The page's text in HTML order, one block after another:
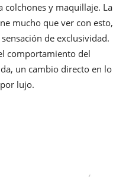
colchones y maquillaje. La
mucho que ver con esto,
de exclusividad.
comportamiento del
un cambio directo en lo
lujo.